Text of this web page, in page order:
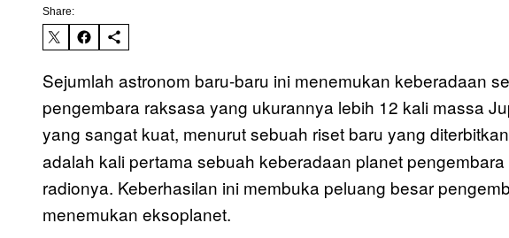
Share:
Sejumlah astronom baru-baru ini menemukan keberadaan
pengembara raksasa yang ukurannya lebih 12 kali massa
yang sangat kuat, menurut sebuah riset baru yang
adalah kali pertama sebuah keberadaan planet
radionya. Keberhasilan ini membuka peluang besar
menemukan eksoplanet.